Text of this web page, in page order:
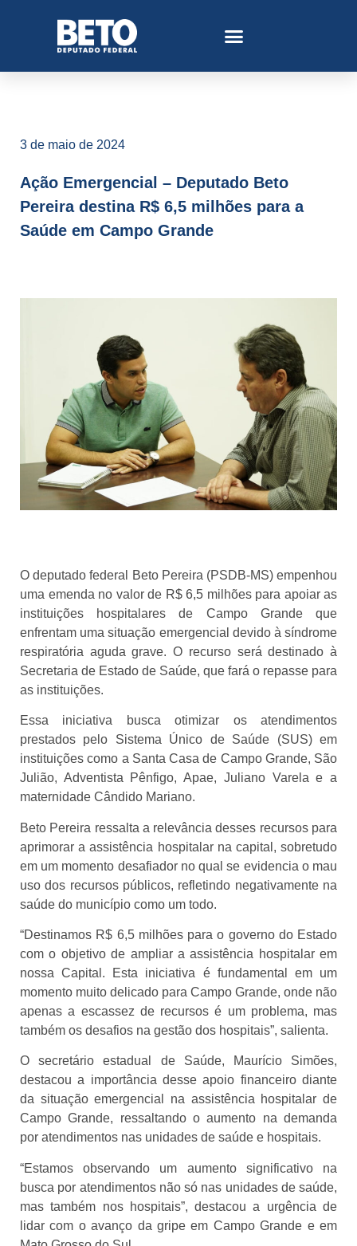
3 de maio de 2024
Ação Emergencial – Deputado Beto
Pereira destina R$ 6,5 milhões para a
Saúde em Campo Grande
O deputado federal Beto Pereira (PSDB-MS) empenhou
uma emenda no valor de R$ 6,5 milhões para apoiar as
instituições hospitalares de Campo Grande que
enfrentam uma situação emergencial devido à síndrome
respiratória aguda grave. O recurso será destinado à
Secretaria de Estado de Saúde, que fará o repasse para
as instituições.
Essa iniciativa busca otimizar os atendimentos
prestados pelo Sistema Único de Saúde (SUS) em
instituições como a Santa Casa de Campo Grande, São
Julião, Adventista Pênfigo, Apae, Juliano Varela e a
maternidade Cândido Mariano.
Beto Pereira ressalta a relevância desses recursos para
aprimorar a assistência hospitalar na capital, sobretudo
em um momento desafiador no qual se evidencia o mau
uso dos recursos públicos, refletindo negativamente na
saúde do município como um todo.
“Destinamos R$ 6,5 milhões para o governo do Estado
com o objetivo de ampliar a assistência hospitalar em
nossa Capital. Esta iniciativa é fundamental em um
momento muito delicado para Campo Grande, onde não
apenas a escassez de recursos é um problema, mas
também os desafios na gestão dos hospitais”, salienta.
O secretário estadual de Saúde, Maurício Simões,
destacou a importância desse apoio financeiro diante
da situação emergencial na assistência hospitalar de
Campo Grande, ressaltando o aumento na demanda
por atendimentos nas unidades de saúde e hospitais.
“Estamos observando um aumento significativo na
busca por atendimentos não só nas unidades de saúde,
mas também nos hospitais”, destacou a urgência de
lidar com o avanço da gripe em Campo Grande e em